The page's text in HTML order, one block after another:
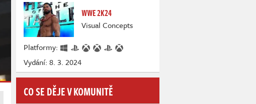
WWE 2K24
Visual Concepts
Platformy:
Vydání: 8. 3. 2024
CO SE DĚJE V KOMUNITĚ